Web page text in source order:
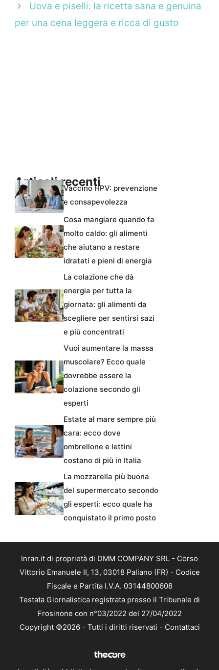
Uova e piselli: la ricetta sana e genuina
per una cena leggera e ricca di gusto
Articoli recentiVaccino HPV: prevenzione
e consapevolezza
Cosa mangiare quando fa
molto caldo: gli alimenti
che aiutano a restare
idratati e pieni di energia
La colazione che dà
energia per tutta la
giornata: gli alimenti da
scegliere per sentirsi sazi
e più concentrati
Vuoi aumentare la massa
muscolare? Ecco quale
dovrebbe essere la
colazione secondo gli
esperti
Estate al mare sempre più
cara: ecco dove
ombrellone e lettini
costano di più in Italia
La mozzarella più buona
del supermercato secondo
gli esperti: ecco quale ha
conquistato il primo posto
Inran.it di proprietà di DMM COMPANY SRL - Corso
Vittorio Emanuele II, 13, 03018 Paliano (FR) - Codice
Fiscale e Partita I.V.A. 03144800608
Testata Giornalistica registrata presso il Tribunale di
Frosinone con n°03/2022 del 27/04/2022
Copyright ©2026 - Tutti i diritti riservati - Contattaci